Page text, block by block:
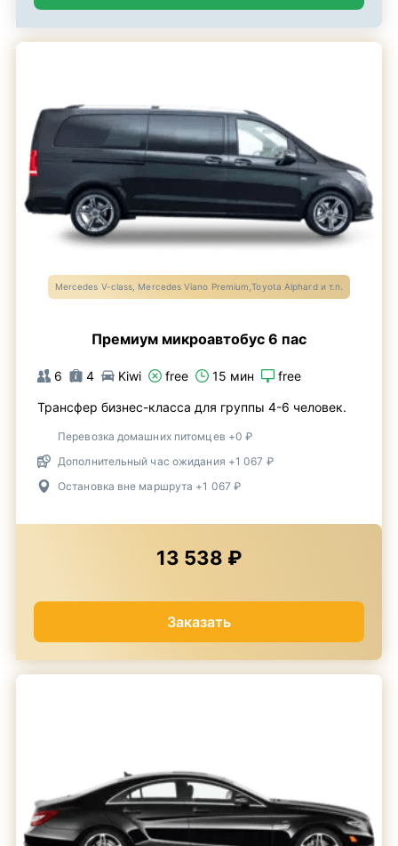
Mercedes V-class, Mercedes Viano Premium,Toyota Alphard и т.п.
Премиум микроавтобус 6 пас
6 4 Kiwi free 15 мин free
Трансфер бизнес-класса для группы 4-6 человек.
Перевозка домашних питомцев +0 ₽
Дополнительный час ожидания +1 067 ₽
Остановка вне маршрута +1 067 ₽
13 538 ₽
Заказать